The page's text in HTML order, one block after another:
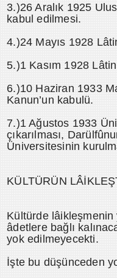
3.)26 Aralık 1925
kabul edilmesi.
4.)24 Mayıs 1928
5.)1 Kasım 1928
6.)10 Haziran 1933
Kanun’un kabulü.
7.)1 Ağustos 1933
çıkarılması,
Üniversitesinin
KÜLTÜRÜN
Kültürde lâikleşmenin
âdetlere bağlı
yok edilmeyecekti.
İşte bu düşünceden